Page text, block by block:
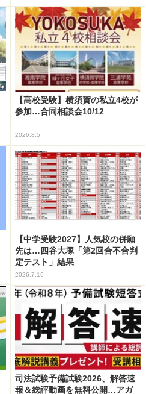
【高校受験】横須賀の私立4校が
参加…合同相談会10/12
2026.8.5
【中学受験2027】人気校の併願
先は…四谷大塚「第2回合不合判
定テスト」結果
2026.7.16
司法試験予備試験2026、解答速
報＆総評動画を無料公開…アガ